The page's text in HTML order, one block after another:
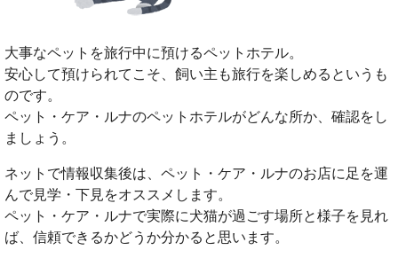
大事なペットを旅行中に預けるペットホテル。
安心して預けられてこそ、飼い主も旅行を楽しめるというも
のです。
ペット・ケア・ルナのペットホテルがどんな所か、確認をし
ましょう。
ネットで情報収集後は、ペット・ケア・ルナのお店に足を運
んで見学・下見をオススメします。
ペット・ケア・ルナで実際に犬猫が過ごす場所と様子を見れ
ば、信頼できるかどうか分かると思います。